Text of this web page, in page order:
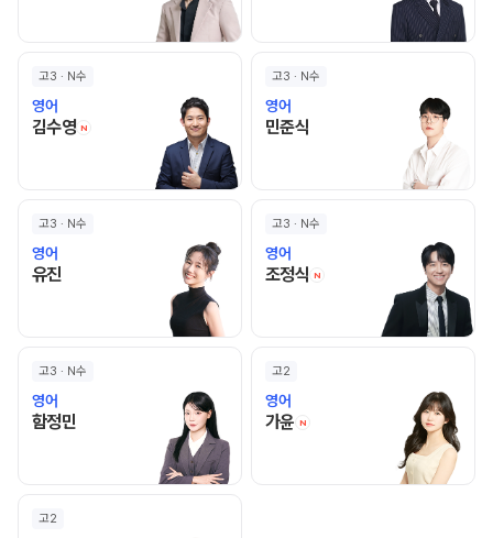
고3 · N수
영어
김수영 N 김수영 선생님 홈 바로가기
고3 · N수
영어
민준식 민준식 선생님 홈 바로가기
고3 · N수
영어
유진유진 선생님 홈 바로가기
고3 · N수
영어
조정식 N 조정식 선생님 홈 바로
고3 · N수
영어
함정민 함정민 선생님 홈 바로가기
고2
영어
가윤 N 가윤 선생님 홈 바로가기
고2